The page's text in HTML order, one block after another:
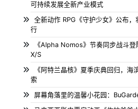
可持续发展全新产业模式
全新动作 RPG《守护少女》公布
行
《Alpha Nomos》节奏同步战斗
X/S
《阿特兰晶核》夏季庆典回归，海
索
屏幕角落里的温馨小花园：